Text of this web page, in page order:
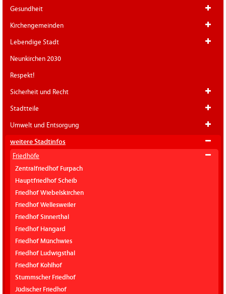
Gesundheit
Kirchengemeinden
Lebendige Stadt
Neunkirchen 2030
Respekt!
Sicherheit und Recht
Stadtteile
Umwelt und Entsorgung
weitere Stadtinfos
Friedhöfe
Zentralfriedhof Furpach
Hauptfriedhof Scheib
Friedhof Wiebelskirchen
Friedhof Wellesweiler
Friedhof Sinnerthal
Friedhof Hangard
Friedhof Münchwies
Friedhof Ludwigsthal
Friedhof Kohlhof
Stummscher Friedhof
Jüdischer Friedhof